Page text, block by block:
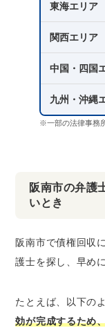
東海エリア
関西エリア
中国・四国
九州・沖縄
※一部の法律事務
阪南市の弁護
いとき
阪南市で債権回収
護士を探し、早め
たとえば、以下の
効が完成するため